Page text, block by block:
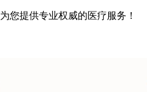
您提供专业权威的医疗服务！